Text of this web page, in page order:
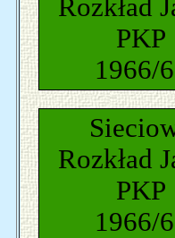
Rozkład
PKP
1966/
Rozkład
PKP
1966/